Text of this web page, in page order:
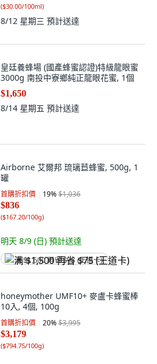
($30.00/100ml)
8/12 星期三 預計送達
皇廷養蜂場 (國產蜂蜜認證)特級龍眼蜜
3000g 南投中寮鄉純正龍眼花蜜, 1個
$1,650
8/14 星期五 預計送達
Airborne 艾爾邦 琉璃苣蜂蜜, 500g, 1
罐
首購折扣價 19%$1,036
$836
($167.20/100g)
明天 8/9 (日) 預計送達
满 $1,500 再省 $75 (王道卡)
honeymother UMF10+ 麥盧卡蜂蜜棒
10入, 4個, 100g
首購折扣價 20%$3,995
$3,179
($794.75/100g)